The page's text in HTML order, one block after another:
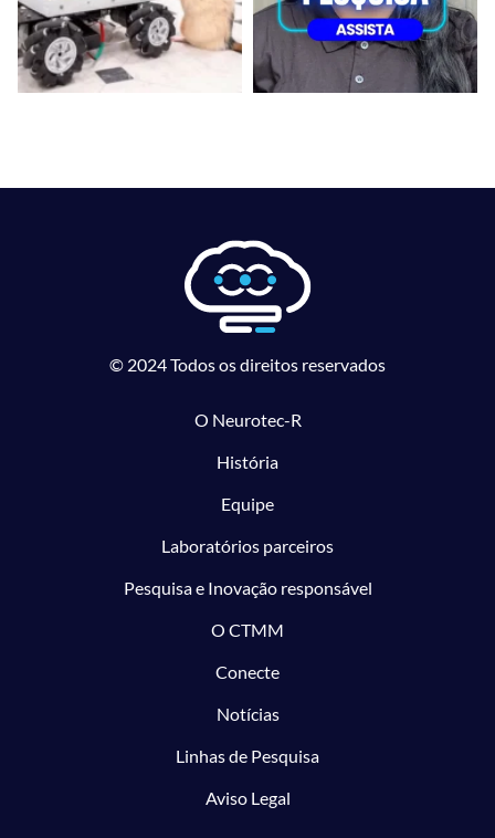
© 2024 Todos os direitos reservados
O Neurotec-R
História
Equipe
Laboratórios parceiros
Pesquisa e Inovação responsável
O CTMM
Conecte
Notícias
Linhas de Pesquisa
Aviso Legal